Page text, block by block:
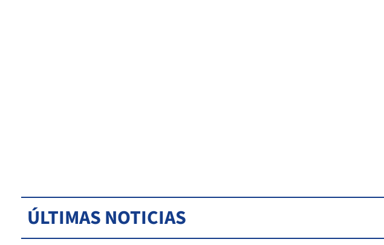
ÚLTIMAS NOTICIAS